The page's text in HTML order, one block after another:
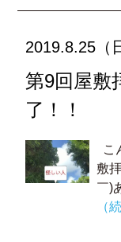
2019.8.25（
第9回屋敷
了！！
こ
敷
￣)
（